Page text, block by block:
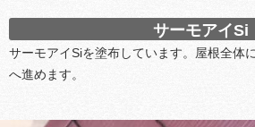
サーモアイSi
サーモアイSiを塗布しています。屋根全体
へ進めます。